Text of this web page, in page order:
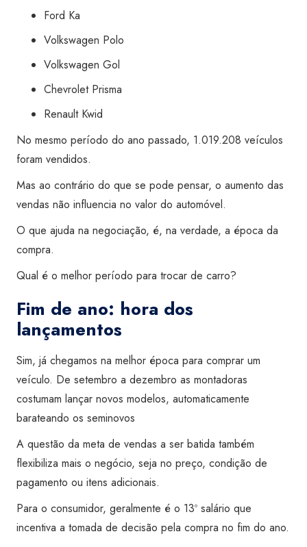
Ford Ka
Volkswagen Polo
Volkswagen Gol
Chevrolet Prisma
Renault Kwid
No mesmo período do ano passado, 1.019.208 veículos
foram vendidos.
Mas ao contrário do que se pode pensar, o aumento das
vendas não influencia no valor do automóvel.
O que ajuda na negociação, é, na verdade, a época da
compra.
Qual é o melhor período para trocar de carro?
Fim de ano: hora dos
lançamentos
Sim, já chegamos na melhor época para comprar um
veículo. De setembro a dezembro as montadoras
costumam lançar novos modelos, automaticamente
barateando os seminovos
A questão da meta de vendas a ser batida também
flexibiliza mais o negócio, seja no preço, condição de
pagamento ou itens adicionais.
Para o consumidor, geralmente é o 13º salário que
incentiva a tomada de decisão pela compra no fim do ano.